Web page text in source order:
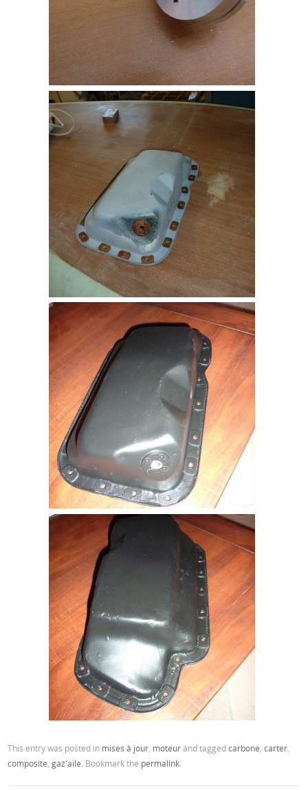
This entry was posted in mises à jour moteurand taggedcarbone ,carter
composite ,gaz'aile . Bookmark the permalink